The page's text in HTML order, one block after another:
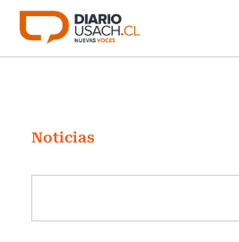
Click acá para ir directamente al
Investigación
Cultura
Programas Radio y TV
Noticias